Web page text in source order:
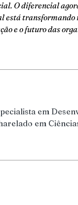
O diferencial
transformando
e o futuro das
em
em